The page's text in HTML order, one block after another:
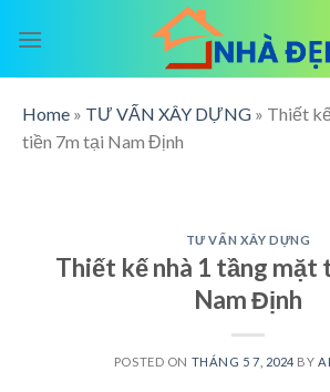
Home » TƯ VẤN XÂY DỰNG » Thiết
tiền 7m tại Nam Định
TƯ VẤN XÂY DỰNG
Thiết kế nhà 1 tầng mặt
Nam Định
POSTED ON THÁNG 5 7, 2024 BY